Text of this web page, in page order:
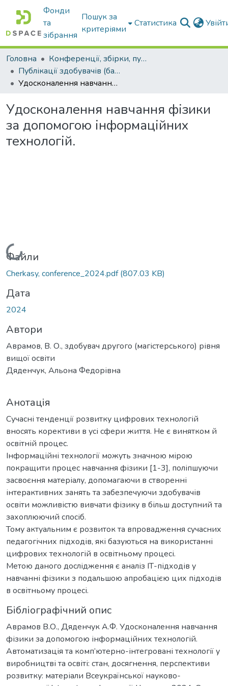
Фонди
та
зібрання
Пошук за
критеріями
Статистика
Головна
Конференції, збірки, публікації молодих вчених і здобувачів : магістрів, бакалаврів, аспірантів.
Публікації здобувачів (бакалаврів. магістрів, аспірантів)
Удосконалення навчання фізики за допомогою інформаційних технологій.
Удосконалення навчання фізики
за допомогою інформаційних
технологій.
Вантажиться...
Файли
Cherkasy, conference_2024.pdf(807.03 KB)
Дата
2024
Автори
Аврамов, В. О., здобувач другого (магістерського) рівня
вищої освіти
Дяденчук, Альона Федорівна
Анотація
Сучасні тенденції розвитку цифрових технологій
вносять корективи в усі сфери життя. Не є винятком й
освітній процес.
Інформаційні технології можуть значною мірою
покращити процес навчання фізики [1-3], поліпшуючи
засвоєння матеріалу, допомагаючи в створенні
інтерактивних занять та забезпечуючи здобувачів
освіти можливістю вивчати фізику в більш доступний та
захоплюючий спосіб.
Тому актуальним є розвиток та впровадження сучасних
педагогічних підходів, які базуються на використанні
цифрових технологій в освітньому процесі.
Метою даного дослідження є аналіз ІТ-підходів у
навчанні фізики з подальшою апробацією цих підходів
в освітньому процесі.
Бібліографічний опис
Аврамов В.О., Дяденчук А.Ф. Удосконалення навчання
фізики за допомогою інформаційних технологій.
Автоматизація та комп’ютерно-інтегровані технології у
виробництві та освіті: стан, досягнення, перспективи
розвитку: матеріали Всеукраїнської науково-